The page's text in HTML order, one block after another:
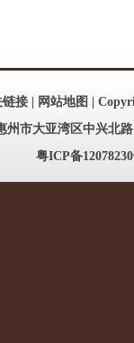
链接| 网站地图 |
州市大亚湾区中兴北
粤ICP备